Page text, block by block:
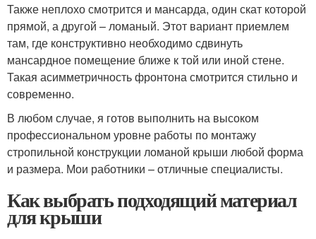
Также неплохо смотрится и мансарда, один скат которой
прямой, а другой – ломаный. Этот вариант приемлем
там, где конструктивно необходимо сдвинуть
мансардное помещение ближе к той или иной стене.
Такая асимметричность фронтона смотрится стильно и
современно.
В любом случае, я готов выполнить на высоком
профессиональном уровне работы по монтажу
стропильной конструкции ломаной крыши любой форма
и размера. Мои работники – отличные специалисты.
Как выбрать подходящий материал
для крыши